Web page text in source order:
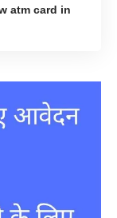
atm card in